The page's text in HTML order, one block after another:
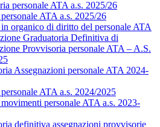
personale ATA a.s. 2025/26
ATA a.s. 2025/26
organico di diritto del personale ATA
Graduatoria Definitiva di
Provvisoria personale ATA – A.S.
Assegnazioni personale ATA 2024-
ATA a.s. 2024/2025
personale ATA a.s. 2023-
definitiva assegnazioni provvisorie